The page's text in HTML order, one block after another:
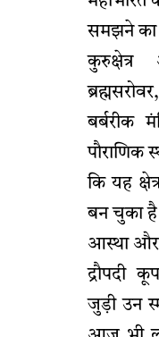
समझने का
बर्बरीक
पौराणिक
कि यह
बन चुका
आस्था और
द्रौपदी
जुड़ी उन